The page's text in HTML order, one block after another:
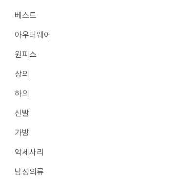
베스트
아우터웨어
원피스
상의
하의
신발
가방
악세사리
남성의류